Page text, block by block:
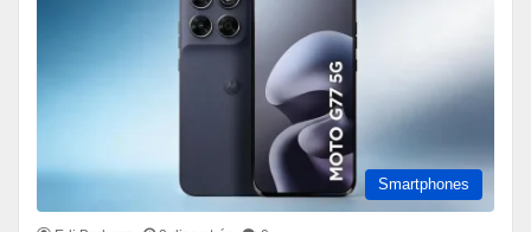
Smartphones